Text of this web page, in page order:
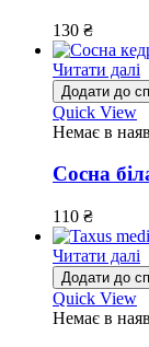
130 ₴
Читати далі
Додати до
Quick View
Немає в
Сосна
110 ₴
Читати далі
Додати до
Quick View
Немає в